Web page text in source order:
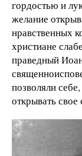
гордостью и
желание
нравственных
христиане
праведный
позволяли
открывать